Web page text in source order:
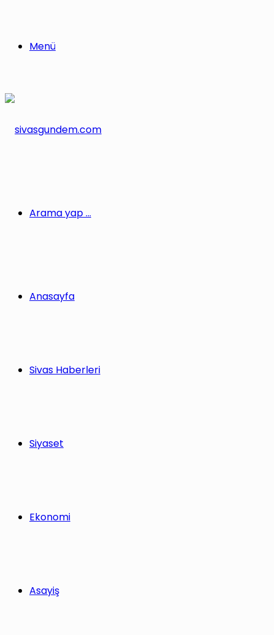
Menü
Arama yap ...
Anasayfa
Sivas Haberleri
Siyaset
Ekonomi
Asayiş